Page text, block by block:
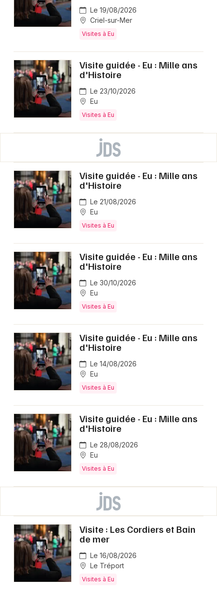
Le 19/08/2026
Criel-sur-Mer
Visites à Eu
Visite guidée - Eu : Mille ans
d'Histoire
Le 23/10/2026
Eu
Visites à Eu
Visite guidée - Eu : Mille ans
d'Histoire
Le 21/08/2026
Eu
Visites à Eu
Visite guidée - Eu : Mille ans
d'Histoire
Le 30/10/2026
Eu
Visites à Eu
Visite guidée - Eu : Mille ans
d'Histoire
Le 14/08/2026
Eu
Visites à Eu
Visite guidée - Eu : Mille ans
d'Histoire
Le 28/08/2026
Eu
Visites à Eu
Visite : Les Cordiers et Bain
de mer
Le 16/08/2026
Le Tréport
Visites à Eu